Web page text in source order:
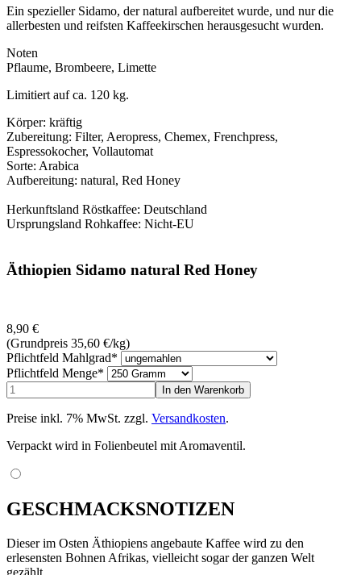
Ein spezieller Sidamo, der natural aufbereitet wurde, und nur die
allerbesten und reifsten Kaffeekirschen herausgesucht wurden.
Noten
Pflaume, Brombeere, Limette
Limitiert auf ca. 120 kg.
Körper: kräftig
Zubereitung: Filter, Aeropress, Chemex, Frenchpress,
Espressokocher, Vollautomat
Sorte: Arabica
Aufbereitung: natural, Red Honey
Herkunftsland Röstkaffee: Deutschland
Ursprungsland Rohkaffee: Nicht-EU
Äthiopien Sidamo natural Red Honey
8,90 €
(Grundpreis 35,60 €/kg)
Pflichtfeld Mahlgrad*
Pflichtfeld Menge*
Preise inkl. 7% MwSt. zzgl. Versandkosten.
Verpackt wird in Folienbeutel mit Aromaventil.
GESCHMACKSNOTIZEN
Dieser im Osten Äthiopiens angebaute Kaffee wird zu den
erlesensten Bohnen Afrikas, vielleicht sogar der ganzen Welt
gezählt.